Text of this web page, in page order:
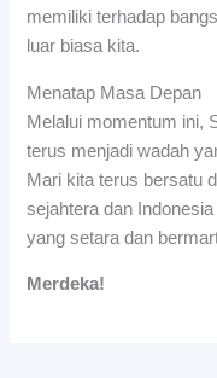
memiliki terhadap
luar biasa kita.
Menatap Masa Depan
Melalui momentum ini,
terus menjadi wadah
Mari kita terus bersatu
sejahtera dan
yang setara dan
Merdeka!